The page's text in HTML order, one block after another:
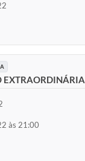
EXTRAORDINÁRIA
às 21:00